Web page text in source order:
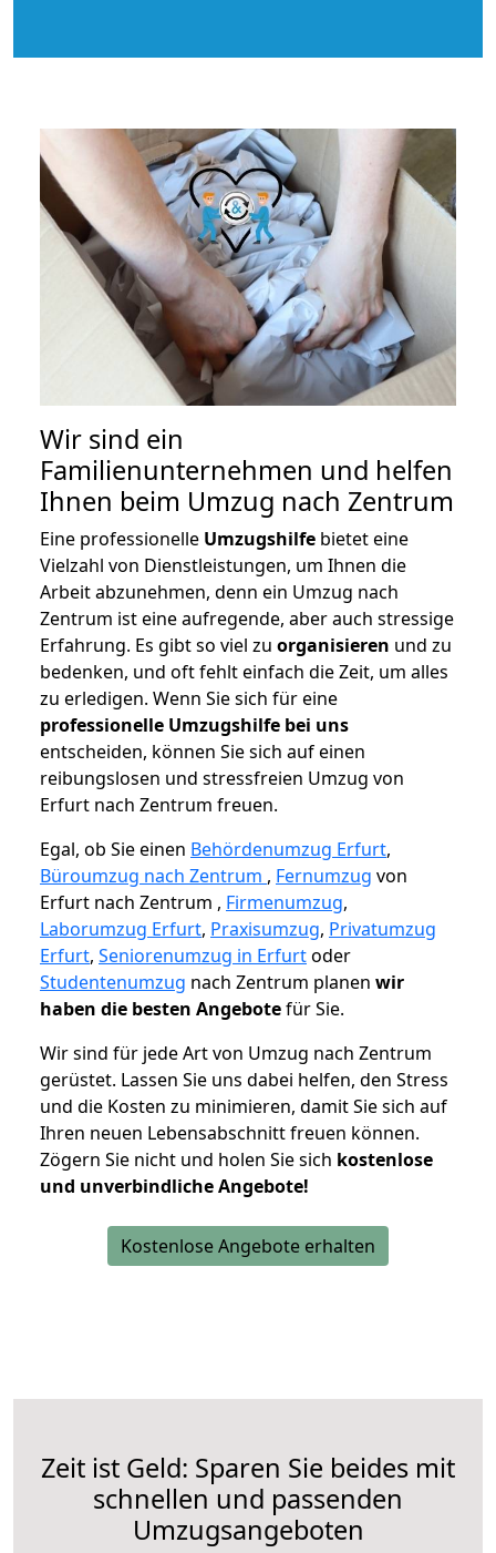
Wir sind ein
Familienunternehmen und helfen
Ihnen beim Umzug nach Zentrum
Eine professionelle Umzugshilfe bietet eine
Vielzahl von Dienstleistungen, um Ihnen die
Arbeit abzunehmen, denn ein Umzug nach
Zentrum ist eine aufregende, aber auch stressige
Erfahrung. Es gibt so viel zu organisieren und zu
bedenken, und oft fehlt einfach die Zeit, um alles
zu erledigen. Wenn Sie sich für eine
professionelle Umzugshilfe bei uns
entscheiden, können Sie sich auf einen
reibungslosen und stressfreien Umzug von
Erfurt nach Zentrum freuen.
Egal, ob Sie einen Behördenumzug Erfurt,
Büroumzug nach Zentrum , Fernumzug von
Erfurt nach Zentrum , Firmenumzug,
Laborumzug Erfurt, Praxisumzug, Privatumzug
Erfurt, Seniorenumzug in Erfurtoder
Studentenumzug nach Zentrum planen wir
haben die besten Angebotefür Sie.
Wir sind für jede Art von Umzug nach Zentrum
gerüstet. Lassen Sie uns dabei helfen, den Stress
und die Kosten zu minimieren, damit Sie sich auf
Ihren neuen Lebensabschnitt freuen können.
Zögern Sie nicht und holen Sie sich kostenlose
und unverbindliche Angebote!
Kostenlose Angebote erhalten
Zeit ist Geld: Sparen Sie beides mit
schnellen und passenden
Umzugsangeboten